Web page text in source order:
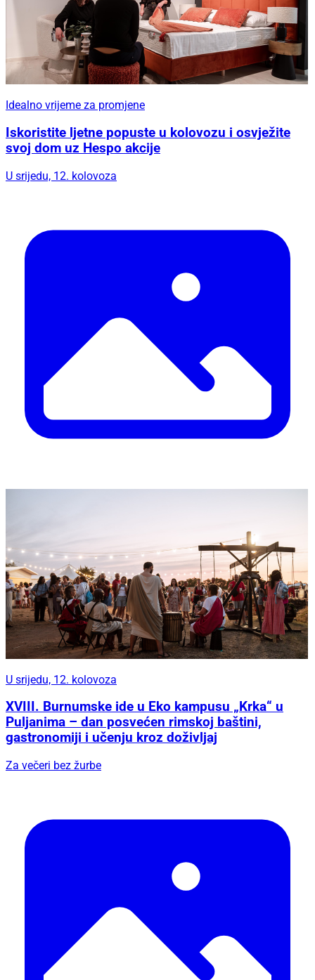
Idealno vrijeme za promjene
Iskoristite ljetne popuste u kolovozu i osvježite
svoj dom uz Hespo akcije
U srijedu, 12. kolovoza
U srijedu, 12. kolovoza
XVIII. Burnumske ide u Eko kampusu „Krka“ u
Puljanima – dan posvećen rimskoj baštini,
gastronomiji i učenju kroz doživljaj
Za večeri bez žurbe